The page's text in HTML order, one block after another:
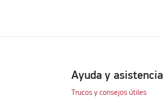
Ayuda y asistencia
Trucos y consejos útiles